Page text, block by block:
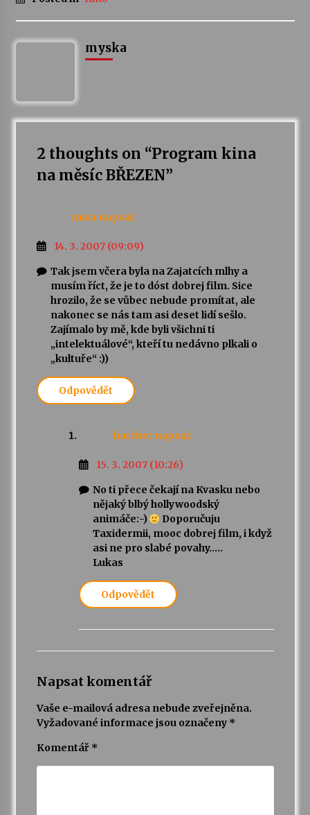
myska
2 thoughts on “Program kina
na měsíc BŘEZEN”
misa napsal:
14. 3. 2007 (09:09)
Tak jsem včera byla na Zajatcích mlhy a
musím říct, že je to dóst dobrej film. Sice
hrozilo, že se vůbec nebude promítat, ale
nakonec se nás tam asi deset lidí sešlo.
Zajímalo by mě, kde byli všichni ti
„intelektuálové“, kteří tu nedávno plkali o
„kultuře“ :))
Odpovědět
hatchet napsal:
15. 3. 2007 (10:26)
No ti přece čekají na Kvasku nebo
nějaký blbý hollywoodský
animáče:-)
Doporučuju
Taxidermii, mooc dobrej film, i když
asi ne pro slabé povahy…..
Lukas
Odpovědět
Napsat komentář
Vaše e-mailová adresa nebude zveřejněna.
Vyžadované informace jsou označeny *
Komentář *